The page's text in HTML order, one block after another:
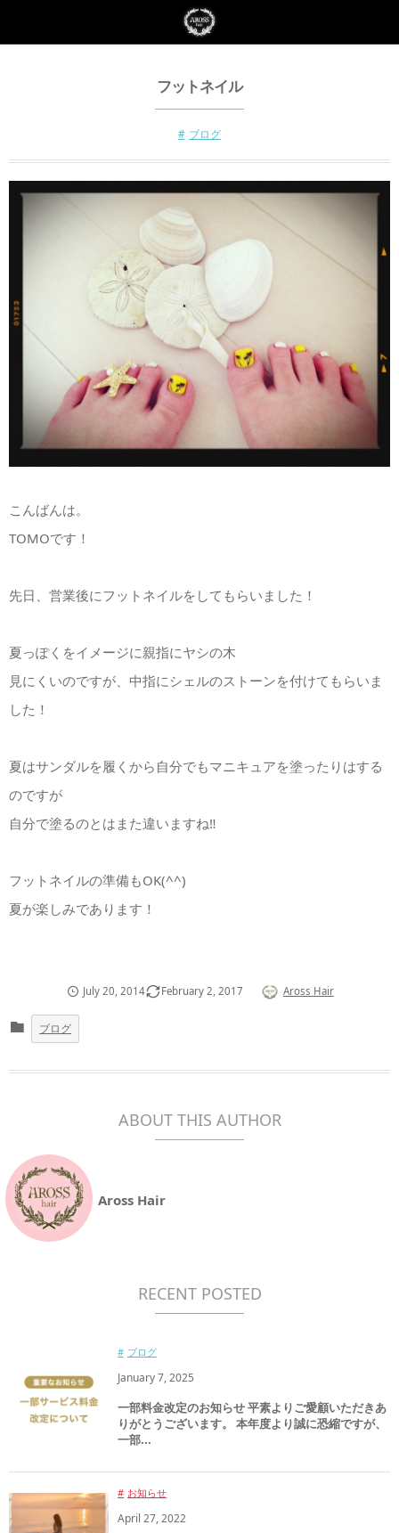
フットネイル
ブログ
こんばんは。
TOMOです！
先日、営業後にフットネイルをしてもらいました！
夏っぽくをイメージに親指にヤシの木
見にくいのですが、中指にシェルのストーンを付けてもらいま
した！
夏はサンダルを履くから自分でもマニキュアを塗ったりはする
のですが
自分で塗るのとはまた違いますね‼︎
フットネイルの準備もOK(^^)
夏が楽しみであります！
July 20 2014 February 2 2017 Aross Hair
ブログ
ABOUT THIS AUTHOR
Aross Hair
RECENT POSTED
ブログ
January7,2025
一部料金改定のお知らせ 平素よりご愛顧いただきあ
りがとうございます。 本年度より誠に恐縮ですが、
一部...
お知らせ
April 27,2022